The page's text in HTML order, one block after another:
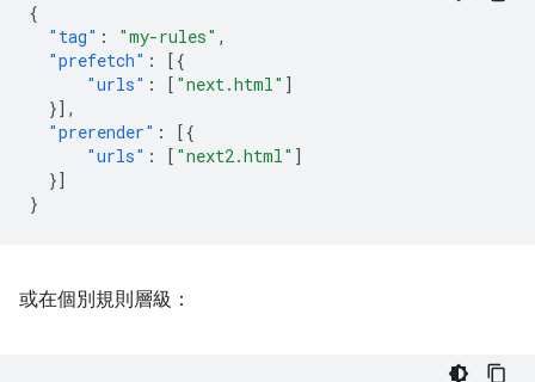
{
"tag" : "my-rules" ,
"prefetch" :
[{
"urls" : [ "next.html" ]
}],
"prerender" :
[{
"urls" : [ "next2.html" ]
}]
}
或在個別規則層級：